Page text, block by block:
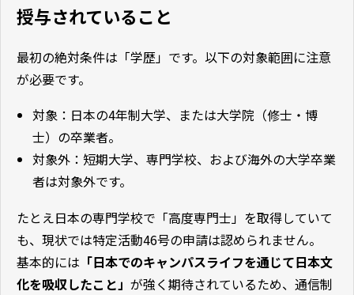
授与されていること
最初の絶対条件は「学歴」です。以下の対象範囲に注意
が必要です。
対象：日本の4年制大学、または大学院（修士・博
士）の卒業者。
対象外：短期大学、専門学校、および海外の大学卒業
者は対象外です。
たとえ日本の専門学校で「高度専門士」を取得していて
も、現状では特定活動46号の申請は認められません。
基本的には 「日本でのキャンパスライフを通じて日本文
化を吸収したこと」 が強く期待されているため、通信制